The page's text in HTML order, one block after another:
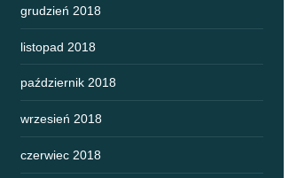
grudzień 2018
listopad 2018
październik 2018
wrzesień 2018
czerwiec 2018